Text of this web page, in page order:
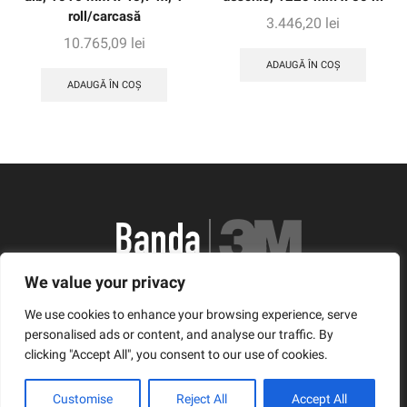
We value your privacy
We use cookies to enhance your browsing experience, serve
personalised ads or content, and analyse our traffic. By
clicking "Accept All", you consent to our use of cookies.
Customise Reject All Accept All
roll/carcasă
10.765,09 lei
ADAUGĂ ÎN COȘ
3.446,20 lei
ADAUGĂ ÎN COȘ
România, Arad, Calea Timisorii, Nr. 11
© Copyright 2021 | Banda3M.ro
Facebook
TwitterInstagram